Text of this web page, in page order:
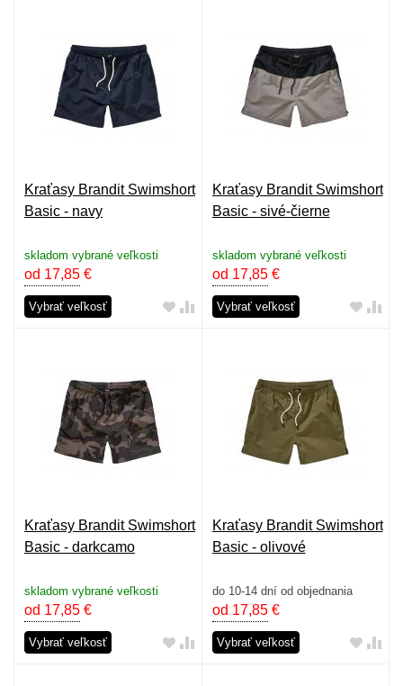
Kraťasy Brandit Swimshort
Basic - navy
skladom vybrané veľkosti
od 17,85 €
Vybrať veľkosť
Kraťasy Brandit Swimshort
Basic - sivé-čierne
skladom vybrané veľkosti
od 17,85€
Vybrať veľkosť
Kraťasy Brandit Swimshort
Basic - darkcamo
skladom vybrané veľkosti
od 17,85 €
Vybrať veľkosť
Kraťasy Brandit Swimshort
Basic - olivové
do 10-14 dní od objednania
od 17,85€
Vybrať veľkosť